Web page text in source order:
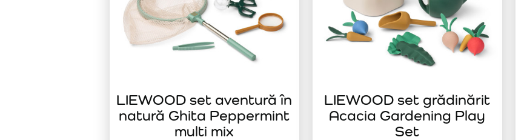
LIEWOOD set aventură în
natură Ghita Peppermint
multi mix
LIEWOOD set grădinărit
Acacia Gardening Play
Set